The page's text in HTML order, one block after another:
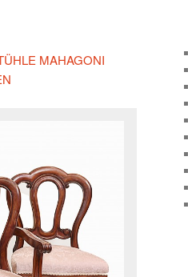
MAHAGONI